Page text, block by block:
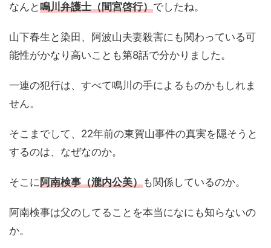
なんと鳴川弁護士（間宮啓行）でしたね。
山下春生と染田、阿波山夫妻殺害にも関わっている可
能性がかなり高いことも第8話で分かりました。
一連の犯行は、すべて鳴川の手によるものかもしれま
せん。
そこまでして、22年前の東賀山事件の真実を隠そうと
するのは、なぜなのか。
そこに阿南検事（瀧内公美）も関係しているのか。
阿南検事は父のしてることを本当になにも知らないの
か。